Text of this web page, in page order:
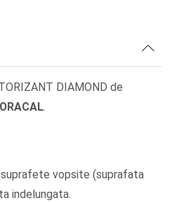
DIAMOND de
.
vopsite (suprafata
indelungata.